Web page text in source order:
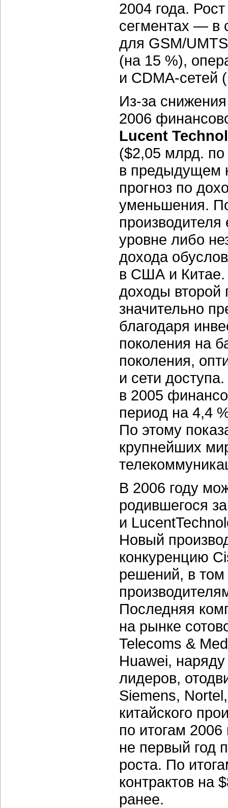
2004 года.
сегментах — в
для GSM/
(на 15 %),
и CDMA-сетей
Из-заснижения
2006
Lucent
($2,05 млрд.
в предыдущем
прогноз по
уменьшения.
уровне либо
дохода
в США и Китае.
доходы второй
значительно
благодаря
поколения на
поколения,
и сети
в 2005
период на 4,4
По этому
крупнейших
В 2006 году
родившегося
и
Новый
конкуренцию
решений, в
Последняя
на рынке
Telecoms &
Huawei,
лидеров,
Siemens,
китайского
по итогам
не первый год
роста. По
контрактов
ранее.